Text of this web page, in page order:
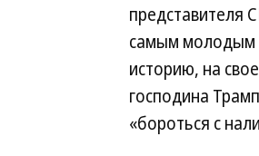
представителя
самым молодым
историю, на
господина
«бороться с